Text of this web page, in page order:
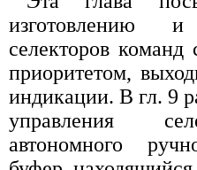
изготовлению
селекторов
приоритетом,
индикации. В гл. 9
управления
автономного